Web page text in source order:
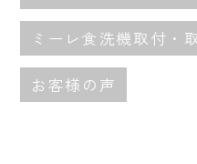
ミーレ食洗機取付・
お客様の声